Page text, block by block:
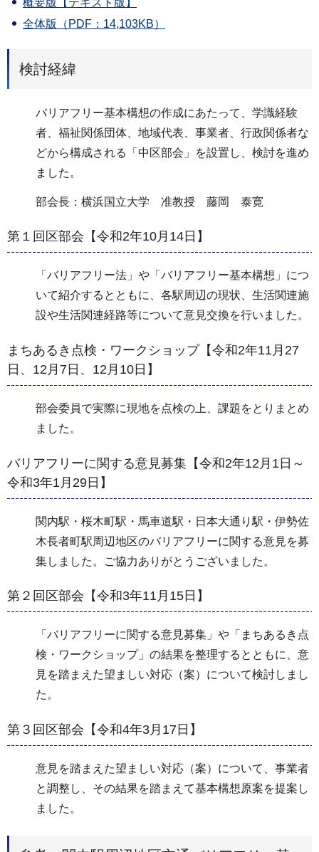
概要版【テキスト版】
全体版（PDF：14,103KB）
検討経緯
バリアフリー基本構想の作成にあたって、学識経験
者、福祉関係団体、地域代表、事業者、行政関係者な
どから構成される「中区部会」を設置し、検討を進め
ました。
部会長：横浜国立大学 准教授 藤岡 泰寛
第１回区部会【令和2年10月14日】
「バリアフリー法」や「バリアフリー基本構想」につ
いて紹介するとともに、各駅周辺の現状、生活関連施
設や生活関連経路等について意見交換を行いました。
まちあるき点検・ワークショップ【令和2年11月27
日、12月7日、12月10日】
部会委員で実際に現地を点検の上、課題をとりまとめ
ました。
バリアフリーに関する意見募集【令和2年12月1日～
令和3年1月29日】
関内駅・桜木町駅・馬車道駅・日本大通り駅・伊勢佐
木長者町駅周辺地区のバリアフリーに関する意見を募
集しました。ご協力ありがとうございました。
第２回区部会【令和3年11月15日】
「バリアフリーに関する意見募集」や「まちあるき点
検・ワークショップ」の結果を整理するとともに、意
見を踏まえた望ましい対応（案）について検討しまし
た。
第３回区部会【令和4年3月17日】
意見を踏まえた望ましい対応（案）について、事業者
と調整し、その結果を踏まえて基本構想原案を提案し
ました。